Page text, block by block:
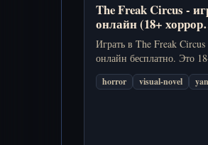
The Freak Circus -
онлайн (18+ хоррор
dating sim)
Играть в The Freak Circus
онлайн бесплатно. Это
хоррор visual novel о
Harlequin, одержимости,
horror visual-novel